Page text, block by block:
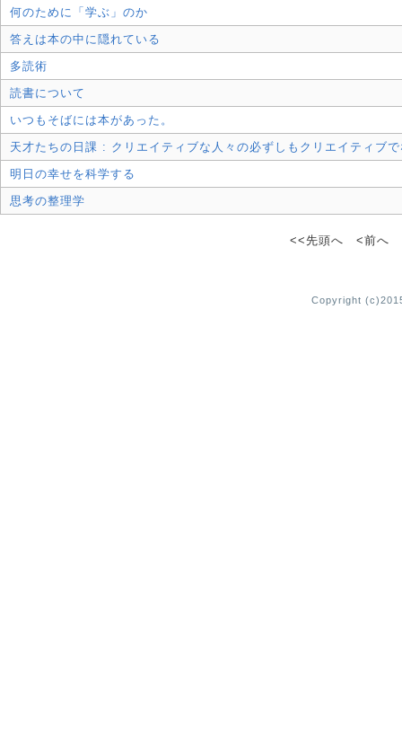
何のために「学ぶ」のか
答えは本の中に隠れている
多読術
読書について
いつもそばには本があった。
天才たちの日課 : クリエイティブな人々の必ずしもクリエイティブ
明日の幸せを科学する
思考の整理学
<<先頭へ <前
Copyright